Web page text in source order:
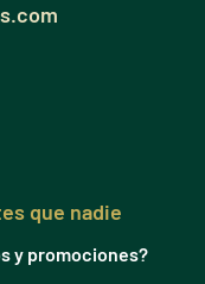
que nadie
y promociones?